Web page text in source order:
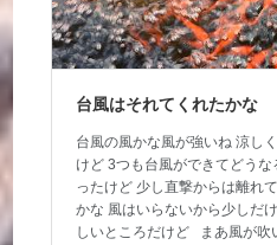
台風はそれてくれたかな
台風の風かな風が強いね 涼し
けど 3つも台風ができてどうな
ったけど 少し直撃からは離れ
かな 風はいらないから少しだ
しいところだけど まあ風が吹